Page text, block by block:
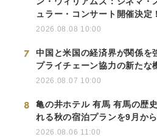
ュラー・コンサート開催決定！
2026.08.08 10:00
7
中国と米国の経済界が関係を
プライチェーン協力の新たな
2026.08.07 10:00
8
亀の井ホテル 有馬 有馬の歴
れる秋の宿泊プランを9月か
2026.08.06 11:00